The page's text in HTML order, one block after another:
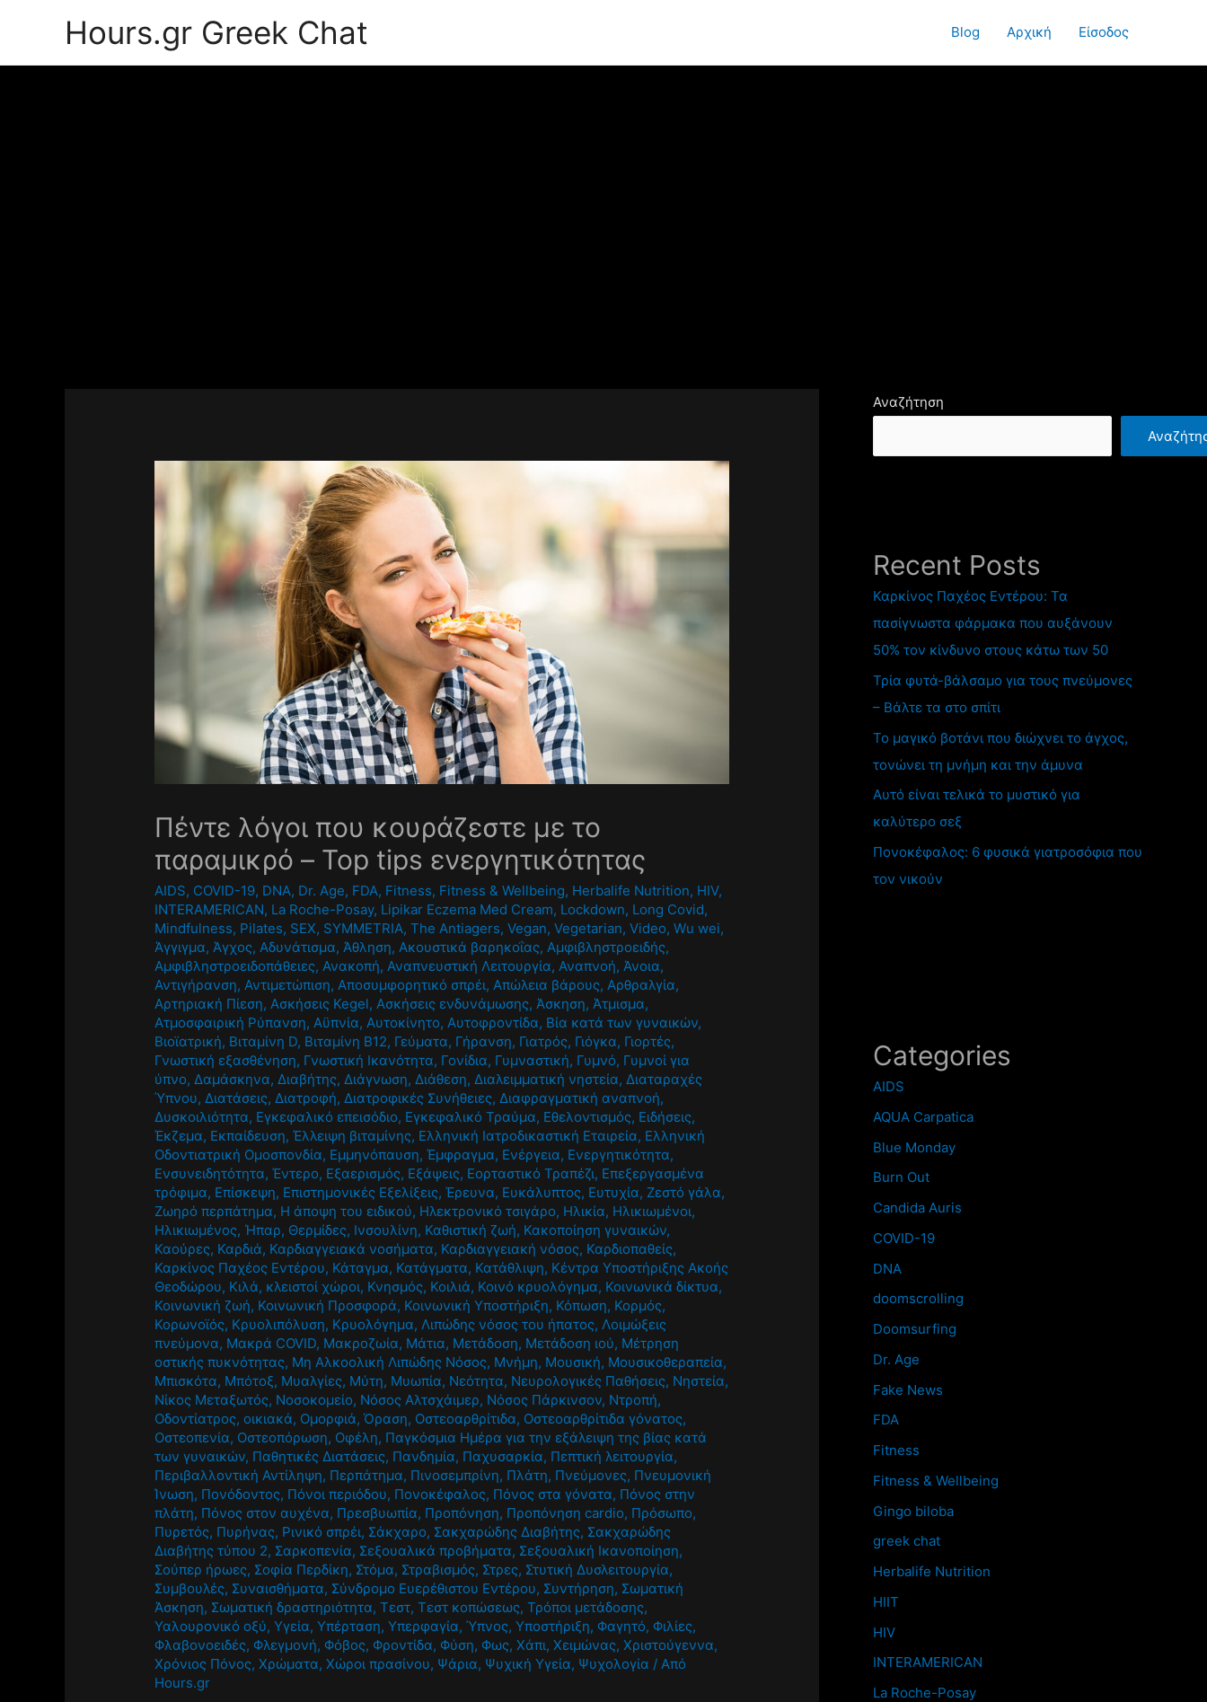
Hours.gr Greek Chat Blog Αρχική Είσοδος
Πέντε λόγοι που κουράζεστε με το
παραμικρό – Top tips ενεργητικότητας
AIDS, COVID-19, DNA, Dr. Age, FDA, Fitness, Fitness & Wellbeing, Herbalife Nutrition, HIV,
INTERAMERICAN, La Roche-Posay, Lipikar Eczema Med Cream, Lockdown, Long Covid,
Mindfulness, Pilates, SEX, SYMMETRIA,The Antiagers,Vegan,Vegetarian,Video,Wu wei,
Άγγιγμα,Άγχος,Αδυνάτισμα,Άθληση,Ακουστικά βαρηκοΐας,Αμφιβληστροειδής,
Αμφιβληστροειδοπάθειες,Ανακοπή,Αναπνευστική Λειτουργία,Αναπνοή,Άνοια,
Αντιγήρανση,Αντιμετώπιση,Αποσυμφορητικό σπρέι,Απώλεια βάρους,Αρθραλγία,
Αρτηριακή Πίεση,Ασκήσεις Kegel,Ασκήσεις ενδυνάμωσης,Άσκηση,Άτμισμα,
Ατμοσφαιρική Ρύπανση,Αϋπνία,Αυτοκίνητο,Αυτοφροντίδα, Βία κατά των γυναικών,
Βιοϊατρική, Βιταμίνη D, Βιταμίνη Β12, Γεύματα, Γήρανση, Γιατρός, Γιόγκα, Γιορτές,
Γνωστική εξασθένηση, Γνωστική Ικανότητα, Γονίδια, Γυμναστική, Γυμνό, Γυμνοί για
ύπνο,Δαμάσκηνα,Διαβήτης,Διάγνωση,Διάθεση,Διαλειμματική νηστεία,Διαταραχές
Ύπνου,Διατάσεις,Διατροφή,Διατροφικές Συνήθειες,Διαφραγματική αναπνοή,
Δυσκοιλιότητα, Εγκεφαλικό επεισόδιο, Εγκεφαλικό Τραύμα, Εθελοντισμός, Ειδήσεις,
Έκζεμα, Εκπαίδευση,Έλλειψη βιταμίνης, Ελληνική Ιατροδικαστική Εταιρεία, Ελληνική
Οδοντιατρική Ομοσπονδία, Εμμηνόπαυση,Έμφραγμα, Ενέργεια, Ενεργητικότητα,
Ενσυνειδητότητα,Έντερο, Εξαερισμός, Εξάψεις, Εορταστικό Τραπέζι, Επεξεργασμένα
τρόφιμα, Επίσκεψη, Επιστημονικές Εξελίξεις,Έρευνα, Ευκάλυπτος, Ευτυχία, Ζεστό γάλα,
Ζωηρό περπάτημα, Η άποψη του ειδικού, Ηλεκτρονικό τσιγάρο, Ηλικία, Ηλικιωμένοι,
Ηλικιωμένος, Ήπαρ, Θερμίδες, Ινσουλίνη, Καθιστική ζωή, Κακοποίηση γυναικών,
Καούρες, Καρδιά, Καρδιαγγειακά νοσήματα, Καρδιαγγειακή νόσος, Καρδιοπαθείς,
Καρκίνος Παχέος Εντέρου, Κάταγμα, Κατάγματα, Κατάθλιψη, Κέντρα Υποστήριξης Ακοής
Θεοδώρου, Κιλά, κλειστοί χώροι, Κνησμός, Κοιλιά, Κοινό κρυολόγημα, Κοινωνικά δίκτυα,
Κοινωνική ζωή, Κοινωνική Προσφορά, Κοινωνική Υποστήριξη, Κόπωση, Κορμός,
Κορωνοϊός, Κρυολιπόλυση, Κρυολόγημα,Λιπώδης νόσος του ήπατος,Λοιμώξεις
πνεύμονα, Μακρά COVID, Μακροζωία, Μάτια, Μετάδοση, Μετάδοση ιού, Μέτρηση
οστικής πυκνότητας, Μη Αλκοολική Λιπώδης Νόσος, Μνήμη, Μουσική, Μουσικοθεραπεία,
Μπισκότα, Μπότοξ, Μυαλγίες, Μύτη, Μυωπία, Νεότητα, Νευρολογικές Παθήσεις, Νηστεία,
Νίκος Μεταξωτός, Νοσοκομείο, Νόσος Αλτσχάιμερ, Νόσος Πάρκινσον, Ντροπή,
Οδοντίατρος,οικιακά, Ομορφιά,Όραση, Οστεοαρθρίτιδα, Οστεοαρθρίτιδα γόνατος,
Οστεοπενία, Οστεοπόρωση, Οφέλη, Παγκόσμια Ημέρα για την εξάλειψη της βίας κατά
των γυναικών, Παθητικές Διατάσεις, Πανδημία, Παχυσαρκία, Πεπτική λειτουργία,
Περιβαλλοντική Αντίληψη, Περπάτημα, Πινοσεμπρίνη, Πλάτη, Πνεύμονες, Πνευμονική
Ίνωση, Πονόδοντος, Πόνοι περιόδου, Πονοκέφαλος, Πόνος στα γόνατα, Πόνος στην
πλάτη, Πόνος στον αυχένα, Πρεσβυωπία, Προπόνηση, Προπόνηση cardio, Πρόσωπο,
Πυρετός, Πυρήνας, Ρινικό σπρέι, Σάκχαρο, Σακχαρώδης Διαβήτης, Σακχαρώδης
Διαβήτης τύπου 2, Σαρκοπενία, Σεξουαλικά προβήματα, Σεξουαλική Ικανοποίηση,
Σούπερ ήρωες, Σοφία Περδίκη, Στόμα, Στραβισμός, Στρες, Στυτική Δυσλειτουργία,
Συμβουλές, Συναισθήματα, Σύνδρομο Ευερέθιστου Εντέρου, Συντήρηση, Σωματική
Άσκηση, Σωματική δραστηριότητα,Τεστ,Τεστ κοπώσεως,Τρόποι μετάδοσης,
Υαλουρονικό οξύ,Υγεία,Υπέρταση,Υπερφαγία,Ύπνος,Υποστήριξη,Φαγητό,Φιλίες,
Φλαβονοειδές,Φλεγμονή,Φόβος,Φροντίδα,Φύση,Φως,Χάπι,Χειμώνας,Χριστούγεννα,
Χρόνιος Πόνος,Χρώματα,Χώροι πρασίνου, Ψάρια, Ψυχική Υγεία, Ψυχολογία / Από
Hours.gr
Αναζήτηση
Recent Posts
Καρκίνος Παχέος Εντέρου: Τα
πασίγνωστα φάρμακα που αυξάνουν
50% τον κίνδυνο στους κάτω των 50
Τρία φυτά-βάλσαμο για τους πνεύμονες
– Βάλτε τα στο σπίτι
Το μαγικό βοτάνι που διώχνει το άγχος,
τονώνει τη μνήμη και την άμυνα
Αυτό είναι τελικά το μυστικό για
καλύτερο σεξ
Πονοκέφαλος: 6 φυσικά γιατροσόφια που
τον νικούν
Categories
AIDS
AQUA Carpatica
Blue Monday
Burn Out
Candida Auris
COVID-19
DNA
doomscrolling
Doomsurfing
Dr. Age
Fake News
FDA
Fitness
Fitness & Wellbeing
Gingo biloba
greek chat
Herbalife Nutrition
HIIT
HIV
INTERAMERICAN
La Roche-Posay